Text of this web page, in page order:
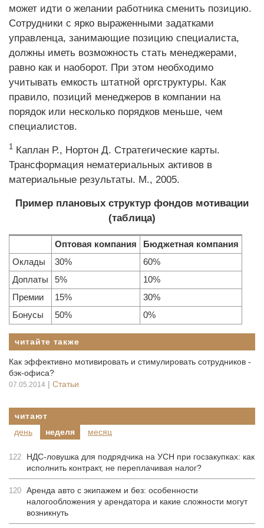
может идти о желании работника сменить позицию.
Сотрудники с ярко выраженными задатками
управленца, занимающие позицию специалиста,
должны иметь возможность стать менеджерами,
равно как и наоборот. При этом необходимо
учитывать емкость штатной оргструктуры. Как
правило, позиций менеджеров в компании на
порядок или несколько порядков меньше, чем
специалистов.
1 Каплан Р., Нортон Д. Стратегические карты.
Трансформация нематериальных активов в
материальные результаты. М., 2005.
Пример плановых структур фондов мотивации
(таблица)
Оптовая компания
Бюджетная компания
Оклады
30%
60%
Доплаты
5%
10%
Премии
15%
30%
Бонусы
50% 0%
читайте также
Как эффективно мотивировать и стимулировать сотрудников ­­
бэк-офиса?
07.05.2014 | Статьи
читают
день
неделя месяц
122
НДС-ловушка для подрядчика на УСН при госзакупках: как
исполнить контракт, не переплачивая налог?
120 Аренда авто с экипажем и без: особенности
налогообложения у арендатора и какие сложности могут
возникнуть